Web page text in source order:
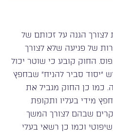
לצורך הגנה על זכותם של
של פגיעה שלא לצורך
החוק קובע כי שוטר יכול
“יסוד סביר להניח” שבחפץ
כמו כן החוק מגביל את
מידי בעליו ותקופת
שבהם לצורך המשך
וכמו כן רשאי בעלי